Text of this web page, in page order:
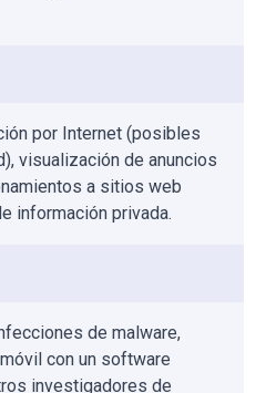
por Internet (posibles
visualización de anuncios
a sitios web
información privada.
de malware,
con un software
investigadores de